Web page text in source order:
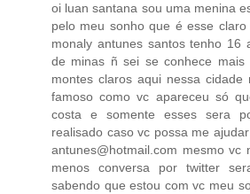
oi luan santana sou uma menina
pelo meu sonho que é esse
monaly antunes santos tenho 16
de minas ñ sei se conhece
montes claros aqui nessa cidade
famoso como vc apareceu só
costa e somente esses sera
realisado caso vc possa me
antunes@hotmail.com mesmo
menos conversa por twitter
sabendo que estou com vc meu